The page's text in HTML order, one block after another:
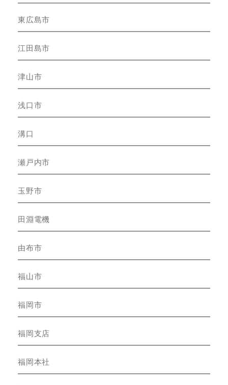
東広島市
江田島市
津山市
浅口市
溝口
瀬戸内市
玉野市
田淵電機
由布市
福山市
福岡市
福岡支店
福岡本社